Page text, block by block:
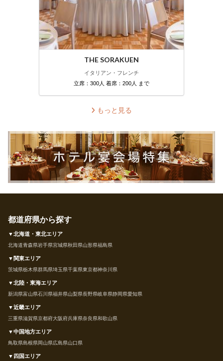
THE SORAKUEN
イタリアン・フレンチ
立席：300人 着席：200人 まで
もっと見る
都道府県から探す
▼北海道・東北エリア
北海道青森県岩手県宮城県秋田県山形県福島県
▼関東エリア
茨城県栃木県群馬県埼玉県千葉県東京都神奈川県
▼北陸・東海エリア
新潟県富山県石川県福井県山梨県長野県岐阜県静岡県愛知県
▼近畿エリア
三重県滋賀県京都府大阪府兵庫県奈良県和歌山県
▼中国地方エリア
鳥取県島根県岡山県広島県山口県
▼四国エリア